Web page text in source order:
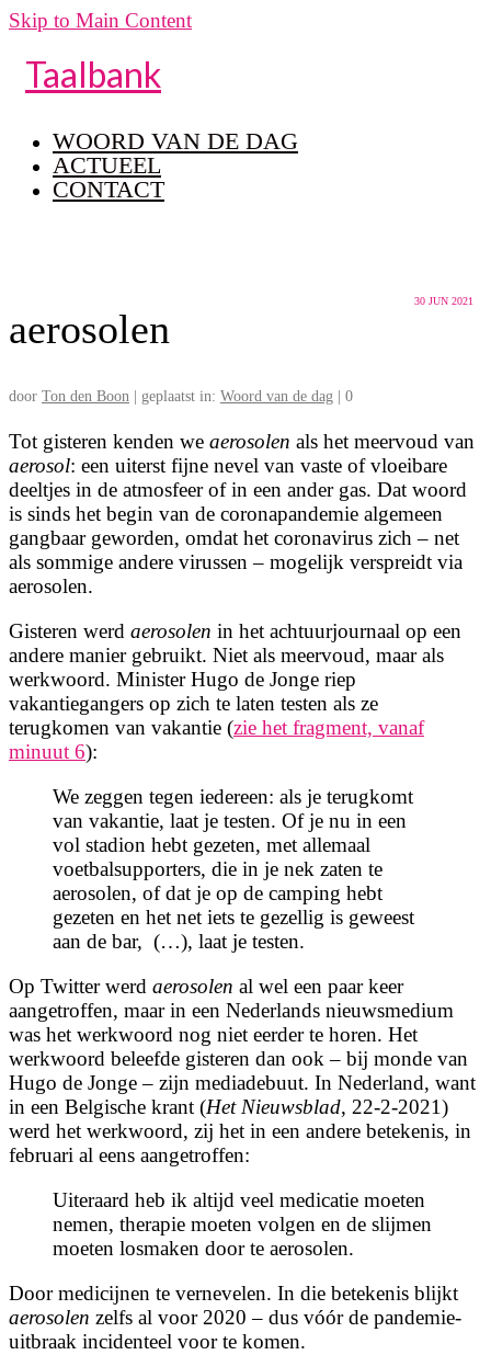
Skip to Main Content
Taalbank
WOORD VAN DE DAG
ACTUEEL
CONTACT
30 JUN 2021
aerosolen
door Ton den Boon geplaatst in: Woord van de dag 0
Tot gisteren kenden we aerosolen als het meervoud van
aerosol: een uiterst fijne nevel van vaste of vloeibare
deeltjes in de atmosfeer of in een ander gas. Dat woord
is sinds het begin van de coronapandemie algemeen
gangbaar geworden, omdat het coronavirus zich – net
als sommige andere virussen – mogelijk verspreidt via
aerosolen.
Gisteren werd aerosolen in het achtuurjournaal op een
andere manier gebruikt. Niet als meervoud, maar als
werkwoord. Minister Hugo de Jonge riep
vakantiegangers op zich te laten testen als ze
terugkomen van vakantie (zie het fragment, vanaf
minuut 6):
We zeggen tegen iedereen: als je terugkomt
van vakantie, laat je testen. Of je nu in een
vol stadion hebt gezeten, met allemaal
voetbalsupporters, die in je nek zaten te
aerosolen, of dat je op de camping hebt
gezeten en het net iets te gezellig is geweest
aan de bar, (…), laat je testen.
Op Twitter werd aerosolen al wel een paar keer
aangetroffen, maar in een Nederlands nieuwsmedium
was het werkwoord nog niet eerder te horen. Het
werkwoord beleefde gisteren dan ook – bij monde van
Hugo de Jonge – zijn mediadebuut. In Nederland, want
in een Belgische krant (Het Nieuwsblad, 22-2-2021)
werd het werkwoord, zij het in een andere betekenis, in
februari al eens aangetroffen:
Uiteraard heb ik altijd veel medicatie moeten
nemen, therapie moeten volgen en de slijmen
moeten losmaken doorte aerosolen.
Door medicijnen te vernevelen. In die betekenis blijkt
aerosolen zelfs al voor 2020 – dus vóór de pandemie-
uitbraak incidenteel voor te komen.